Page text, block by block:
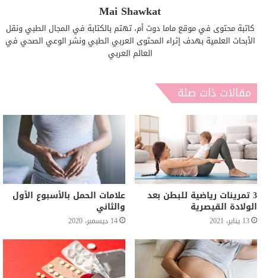
Mai Shawkat
كاتبة محتوى في موقع ماما دوت أم، تهتم بالكتابة في المجال الطبي ونقل
الأبحاث العلمية بهدف إثراء المحتوى العربي الطبي ونشر الوعي الصحي في
العالم العربي
مقالات ذات صلة
3 تمرينات رياضية للبطن بعد
الولادة القيصرية
13 يناير، 2021
علامات الحمل بالأسبوع الأول
والثاني
14 ديسمبر، 2020